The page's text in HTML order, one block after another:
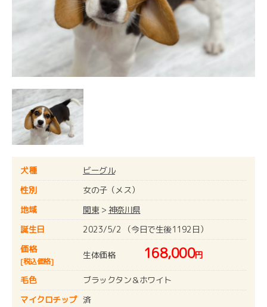
犬種
ビーグル
性別
女の子（メス）
地域
関東> 神奈川県
誕生日
2023/5/2 （今日で生後1192日）
価格
[税込価格]
生体価格 168,000円
毛色
ブラックタン＆ホワイト
マイクロチップ 済